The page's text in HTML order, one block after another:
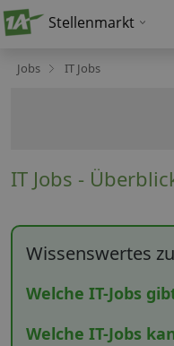
Stellenmarkt
Jobs IT Jobs
IT Jobs -
Wissenswertes
Welche IT-Jobs
Welche IT-Jobs